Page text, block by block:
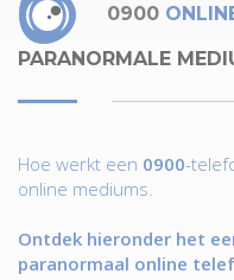
0900
PARANORMALE
Hoe werkt een 0900-
online mediums.
Ontdek hieronder het
paranormaal online